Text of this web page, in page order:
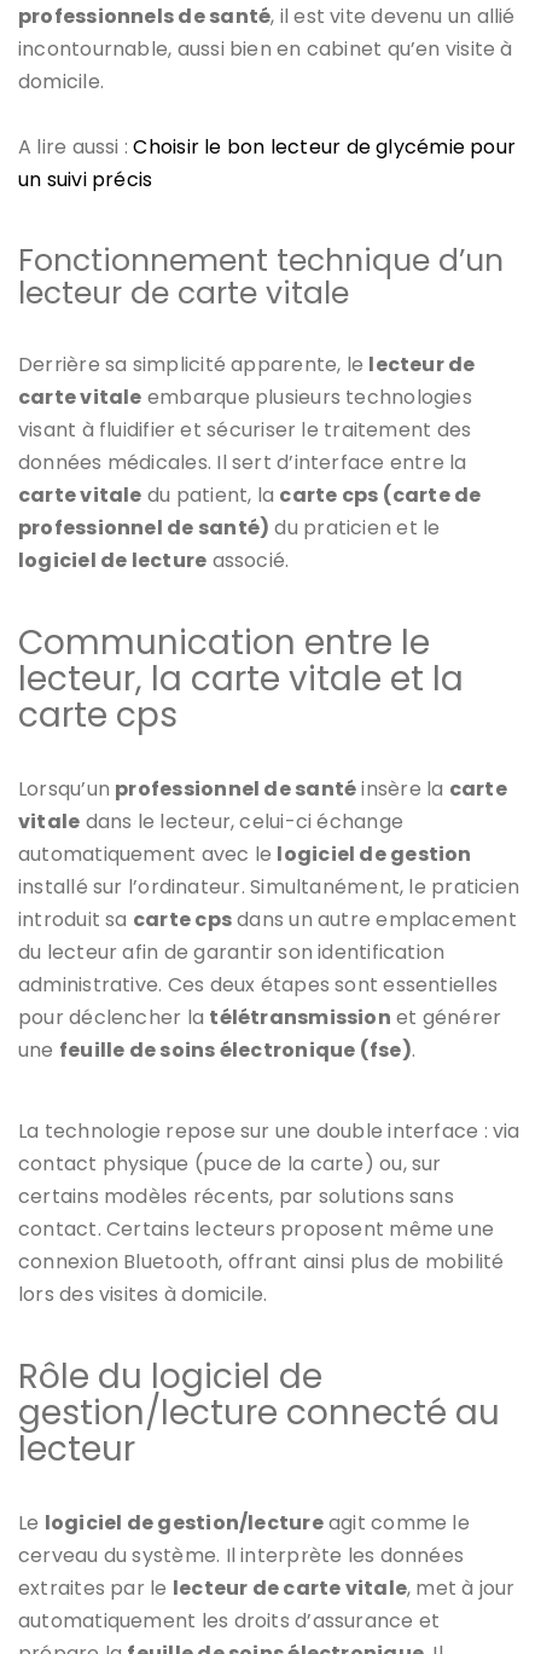
professionnels de santé, il est vite devenu un allié
incontournable, aussi bien en cabinet qu’en visite à
domicile.
A lire aussi :Choisir le bon lecteur de glycémie pour
un suivi précis
Fonctionnement technique d’un
lecteur de carte vitale
Derrière sa simplicité apparente, le lecteur de
carte vitale embarque plusieurs technologies
visant à fluidifier et sécuriser le traitement des
données médicales. Il sert d’interface entre la
carte vitale du patient, la carte cps (carte de
professionnel de santé) du praticien et le
logiciel de lecture associé.
Communication entre le
lecteur, la carte vitale et la
carte cps
Lorsqu’un professionnel de santéinsère la carte
vitale dans le lecteur, celui-ci échange
automatiquement avec le logiciel de gestion
installé sur l’ordinateur. Simultanément, le praticien
introduit sa carte cpsdans un autre emplacement
du lecteur afin de garantir son identification
administrative. Ces deux étapes sont essentielles
pour déclencher la télétransmission et générer
une feuille de soins électronique (fse).
La technologie repose sur une double interface : via
contact physique (puce de la carte) ou, sur
certains modèles récents, par solutions sans
contact. Certains lecteurs proposent même une
connexion Bluetooth, offrant ainsi plus de mobilité
lors des visites à domicile.
Rôle du logiciel de
gestion/lecture connecté au
lecteur
Le logiciel de gestion/lectureagit comme le
cerveau du système. Il interprète les données
extraites par le lecteur de carte vitale, met à jour
automatiquement les droits d’assurance et